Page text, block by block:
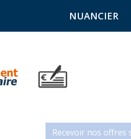
NUANCIER
Recevoir nos offres